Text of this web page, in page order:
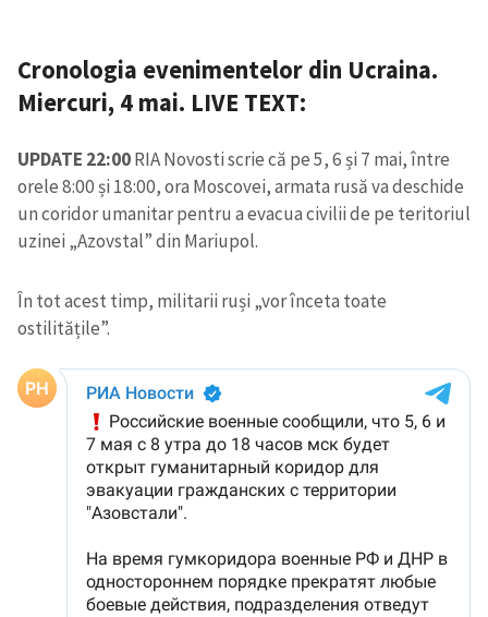
Cronologia evenimentelor din Ucraina.
Miercuri, 4 mai. LIVE TEXT:
UPDATE 22:00RIA Novosti scrie că pe 5, 6 și 7 mai, între
orele 8:00 și 18:00, ora Moscovei, armata rusă va deschide
un coridor umanitar pentru a evacua civilii de pe teritoriul
uzinei „Azovstal” din Mariupol.
În tot acest timp, militarii ruși „vor înceta toate
ostilitățile”.